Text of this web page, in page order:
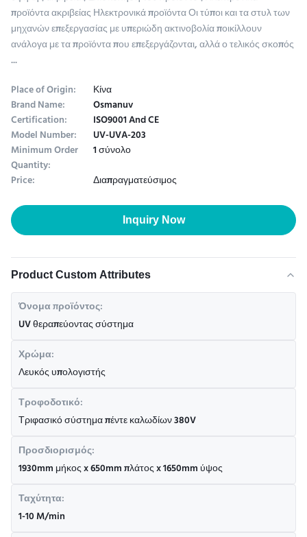
προϊόντα ακριβείας Ηλεκτρονικά προϊόντα Οι τύποι και τα στυλ των
μηχανών επεξεργασίας με υπεριώδη ακτινοβολία ποικίλλουν
ανάλογα με τα προϊόντα που επεξεργάζονται, αλλά ο τελικός σκοπός
...
Place of Origin:
Κίνα
Brand Name: Osmanuv
Certification: ISO9001 And CE
Model Number: UV-UVA-203
Minimum Order
Quantity:
1 σύνολο
Price:
Διαπραγματεύσιμος
Inquiry Now
Product Custom Attributes
Όνομα προϊόντος:
UV θεραπεύοντας σύστημα
Χρώμα:
Λευκός υπολογιστής
Τροφοδοτικό:
Τριφασικό σύστημα πέντε καλωδίων 380V
Προσδιορισμός:
1930mm μήκος x 650mm πλάτος x 1650mm ύψος
Ταχύτητα:
1-10 M/min